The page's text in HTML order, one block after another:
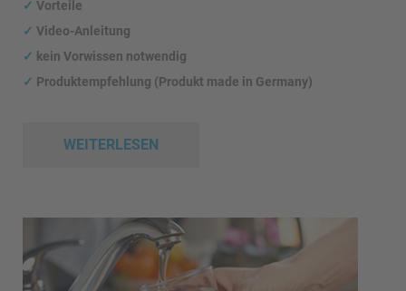
✓ Vorteile
✓ Video-Anleitung
✓ kein Vorwissen notwendig
✓ Produktempfehlung (Produkt made in Germany)
WEITERLESEN